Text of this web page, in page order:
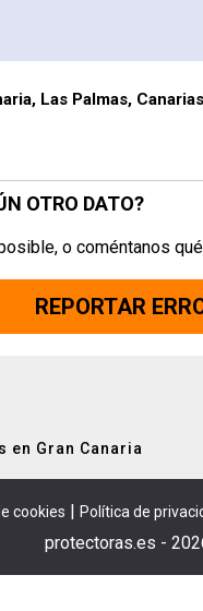
Las Palmas, Canarias
OTRO DATO?
o coméntanos
REPORTAR
en Gran Canaria
cookies | Política de
protectoras.es -